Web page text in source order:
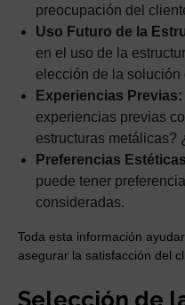
preocupación del
Uso Futuro de la
en el uso de la
elección de la solución
Experiencias Previas:
experiencias previas
estructuras metálicas?
Preferencias
puede tener
consideradas.
Toda esta información
asegurar la satisfacción del
Selección de